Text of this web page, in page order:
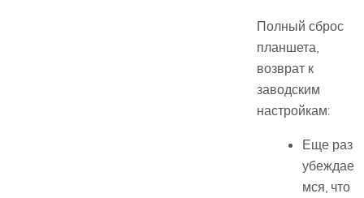
Полный сброс
планшета,
возврат к
заводским
настройкам:
Еще раз
убеждае
мся, что